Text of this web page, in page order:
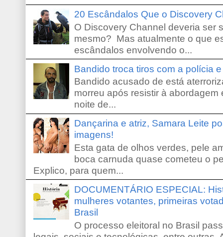
20 Escândalos Que o Discovery
O Discovery Channel deveria ser
mesmo? Mas atualmente o que
escândalos envolvendo o...
Bandido troca tiros com a polícia
Bandido acusado de está
morreu após resistir à
noite de...
Dançarina e atriz, Samara Leite
imagens!
Esta gata de olhos verdes, pele
boca carnuda quase cometeu o
Explico, para quem...
DOCUMENTÁRIO ESPECIAL:
mulheres votantes, primeiras
Brasil
O processo eleitoral no Brasil